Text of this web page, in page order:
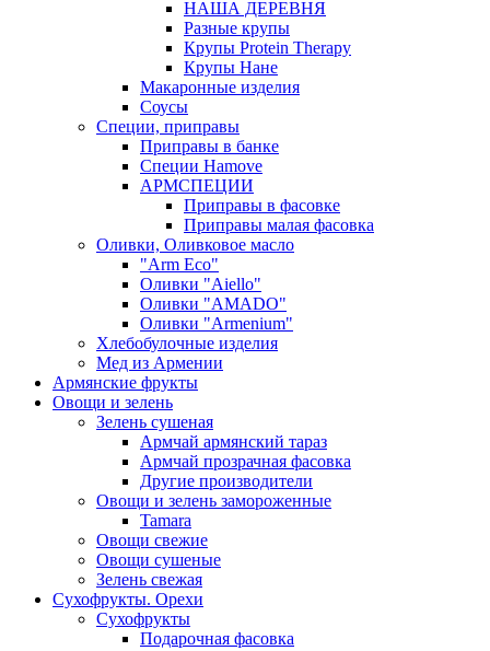
НАША ДЕРЕВНЯ
Разные крупы
Крупы Protein Therapy
Крупы Нане
Макаронные изделия
Соусы
Специи, приправы
Приправы в банке
Специи Hamove
АРМСПЕЦИИ
Приправы в фасовке
Приправы малая фасовка
Оливки, Оливковое масло
"Arm Eco"
Оливки "Aiello"
Оливки "AMADO"
Оливки "Armenium"
Хлебобулочные изделия
Мед из Армении
Армянские фрукты
Овощи и зелень
Зелень сушеная
Армчай армянский тараз
Армчай прозрачная фасовка
Другие производители
Овощи и зелень замороженные
Tamara
Овощи свежие
Овощи сушеные
Зелень свежая
Сухофрукты. Орехи
Сухофрукты
Подарочная фасовка